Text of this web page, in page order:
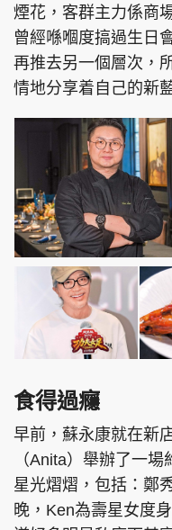
煙花，客群主力係商
曾經喺嗰度搞過生日
再推去另一個層次，
情地分享着自己的新
食得過癮
早前，蘇永康就在新
（Anita）舉辦了一
星光熠熠，包括：鄭
晚，Ken為壽星女度